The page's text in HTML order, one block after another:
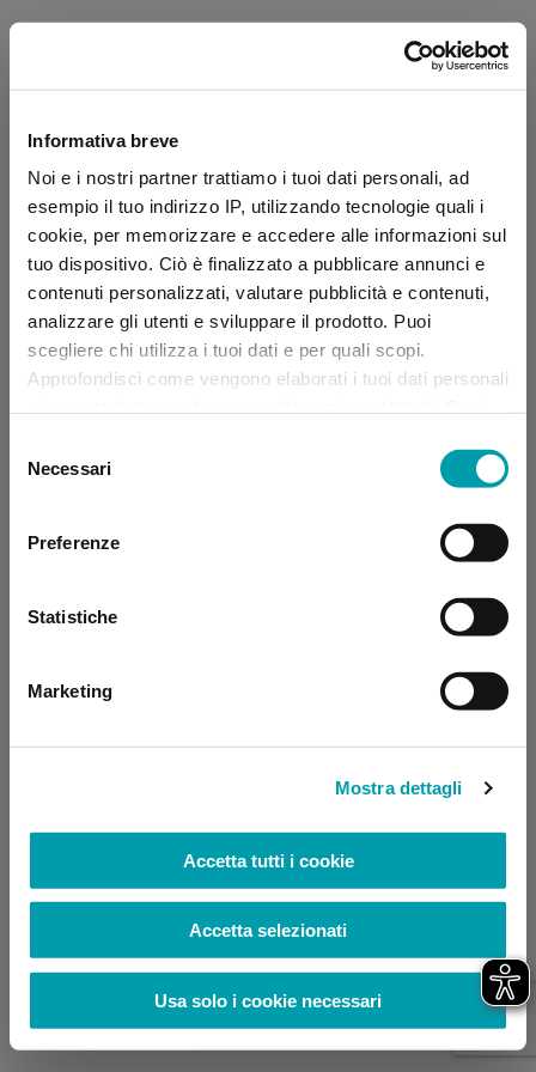
Informativa breve
Noi e i nostri partner trattiamo i tuoi dati personali, ad
esempio il tuo indirizzo IP, utilizzando tecnologie quali i
cookie, per memorizzare e accedere alle informazioni sul
tuo dispositivo. Ciò è finalizzato a pubblicare annunci e
contenuti personalizzati, valutare pubblicità e contenuti,
analizzare gli utenti e sviluppare il prodotto. Puoi
scegliere chi utilizza i tuoi dati e per quali scopi.
Approfondisci come vengono elaborati i tuoi dati personali
momento dalla Dichiarazione sui “
delNecessari
Preferenze
Statistiche
Marketing
Mostra dettagli
Accetta tutti i cookie
Accetta selezionati
Usa solo i cookie necessari
Application error: a client-side exception has occurred (see the
browser console for more information)